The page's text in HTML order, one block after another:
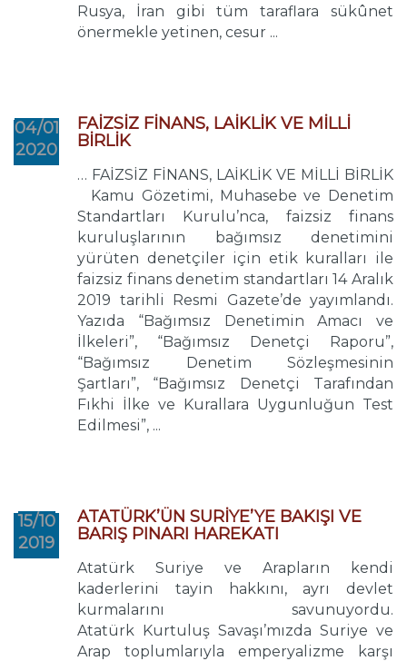
Rusya, İran gibi tüm taraflara sükûnet
önermekle yetinen, cesur ...
04/01
2020
FAİZSİZ FİNANS, LAİKLİK VE MİLLİ
BİRLİK
… FAİZSİZ FİNANS, LAİKLİK VE MİLLİ BİRLİK
Kamu Gözetimi, Muhasebe ve Denetim
Standartları Kurulu’nca, faizsiz finans
kuruluşlarının bağımsız denetimini
yürüten denetçiler için etik kuralları ile
faizsiz finans denetim standartları 14 Aralık
2019 tarihli Resmi Gazete’de yayımlandı.
Yazıda “Bağımsız Denetimin Amacı ve
İlkeleri”, “Bağımsız Denetçi Raporu”,
“Bağımsız Denetim Sözleşmesinin
Şartları”, “Bağımsız Denetçi Tarafından
Fıkhi İlke ve Kurallara Uygunluğun Test
Edilmesi”, ...
15/10
2019
ATATÜRK’ÜN SURİYE’YE BAKIŞI VE
BARIŞ PINARI HAREKATI
Atatürk Suriye ve Arapların kendi
kaderlerini tayin hakkını, ayrı devlet
kurmalarını savunuyordu.
Atatürk Kurtuluş Savaşı’mızda Suriye ve
Arap toplumlarıyla emperyalizme karşı